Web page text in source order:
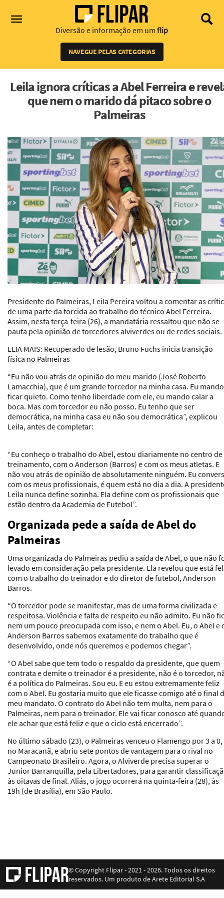
Diversão e informação em um flip
NAVEGUE PELAS CATEGORIAS
Leila ignora críticas a Abel Ferreira e
que nem o marido dá pitaco sobre o
Palmeiras
Presidente do Palmeiras, Leila Pereira voltou a comentar as
de uma parte da torcida ao trabalho do técnico Abel Ferreira.
Assim, nesta terça-feira (26), a mandatária ressaltou que não se
pauta pela opinião de torcedores alviverdes ou de redes sociais.
LEIA MAIS: Recuperado de lesão, Bruno Fuchs inicia transição
física no Palmeiras
“Eu não vou atrás de opinião do meu marido (José Roberto
Lamacchia), que é um grande torcedor na minha casa. Eu mando
ficar quieto. Como tenho liberdade com ele, eu mando calar a
boca. Mas com torcedor eu não posso. Eu tenho que ser
democrática, na minha casa eu não sou democrática”, explicou
Leila, antes de completar:
“Eu conheço o trabalho do Abel, estou diariamente no centro de
treinamento, com o Anderson (Barros) e com os meus atletas. E
não vou atrás de opinião de absolutamente ninguém. Eu
com os meus profissionais, é quem está no dia a dia. A
Leila nunca define sozinha. Ela define com os profissionais que
estão dentro da Academia de Futebol”.
Organizada pede a saída de Abel do
Palmeiras
Uma organizada do Palmeiras pediu a saída de Abel, o que não
levado em consideração pela presidente. Ela revelou que está
com o trabalho do treinador e do diretor de futebol, Anderson
Barros.
“O torcedor pode se manifestar, mas de uma forma civilizada e
respeitosa. Violência e falta de respeito eu não admito. Eu não
nem um pouco preocupada com isso, e nem o Abel. Eu, o Abel e
Anderson Barros sabemos exatamente do trabalho que é
desenvolvido, onde nós queremos e podemos chegar”.
“O Abel sabe que tem todo o respaldo da presidente, que quem
contrata e demite o treinador é a presidente, não é o torcedor,
é a política do Palmeiras. Sou eu. E eu estou extremamente feliz
com o Abel. Eu gostaria muito que ele ficasse comigo até o final
meu mandato. O contrato do Abel não tem multa, nem para o
Palmeiras, nem para o treinador. Ele vai ficar conosco até
ele achar que está feliz e que o ciclo está encerrado”.
No último sábado (23), o Palmeiras venceu o Flamengo por 3 a 0,
no Maracanã, e abriu sete pontos de vantagem para o rival no
Campeonato Brasileiro. Agora, o Alviverde precisa superar o
Junior Barranquilla, pela Libertadores, para garantir
às oitavas de final. Aliás, o jogo ocorrerá na quinta-feira (28), às
19h (de Brasília), em São Paulo.
© Copyright Flipar - 2021 - 2026. Todos os direitos
reservados. Um produto de Arete Editorial S.A